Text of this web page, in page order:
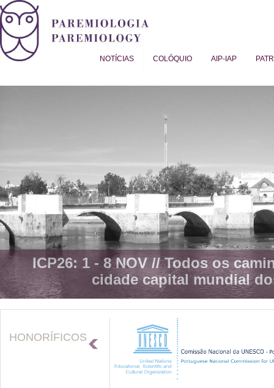
NOTÍCIAS COLÓQUIO AIP-IAP
ICP26: 1 - 8 NOV //Todos os
cidade capital mundial
HONORÍFICOS